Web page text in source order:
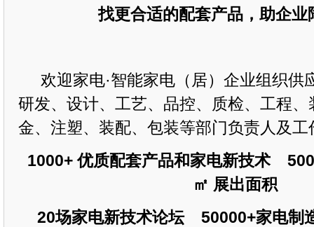
找更合适的配套产品，助企业
欢迎家电·智能家电（居）企业组织供
研发、设计、工艺、品控、质检、工程
金、注塑、装配、包装等部门负责人及
1000+优质配套产品和家电新技术
㎡ 展出面积
20场家电新技术论坛
50000+家电制